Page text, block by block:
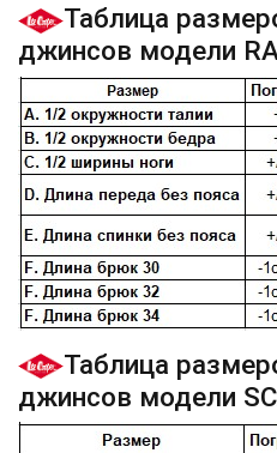
Таблица
джинсов модели
Таблица
джинсов модели